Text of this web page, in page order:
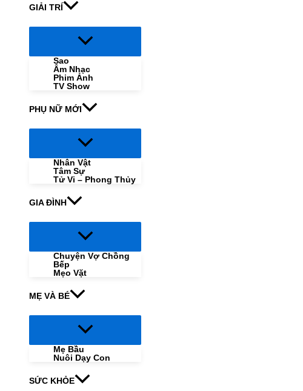
GIẢI TRÍ
Menu
Sao
Âm Nhạc
Phim Ảnh
TV Show
PHỤ NỮ MỚI
Menu
Nhân Vật
Tâm Sự
Tử Vi – Phong Thủy
GIA ĐÌNH
Menu
Chuyện Vợ Chồng
Bếp
Mẹo Vặt
MẸ VÀ BÉ
Menu
Mẹ Bầu
Nuôi Dạy Con
SỨC KHỎE